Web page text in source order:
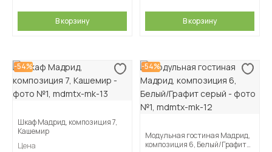
В корзину В корзину
-54%
Шкаф Мадрид, композиция 7,
Кашемир
Цена
-54%
Модульная гостиная Мадрид,
композиция 6, Белый/Графит